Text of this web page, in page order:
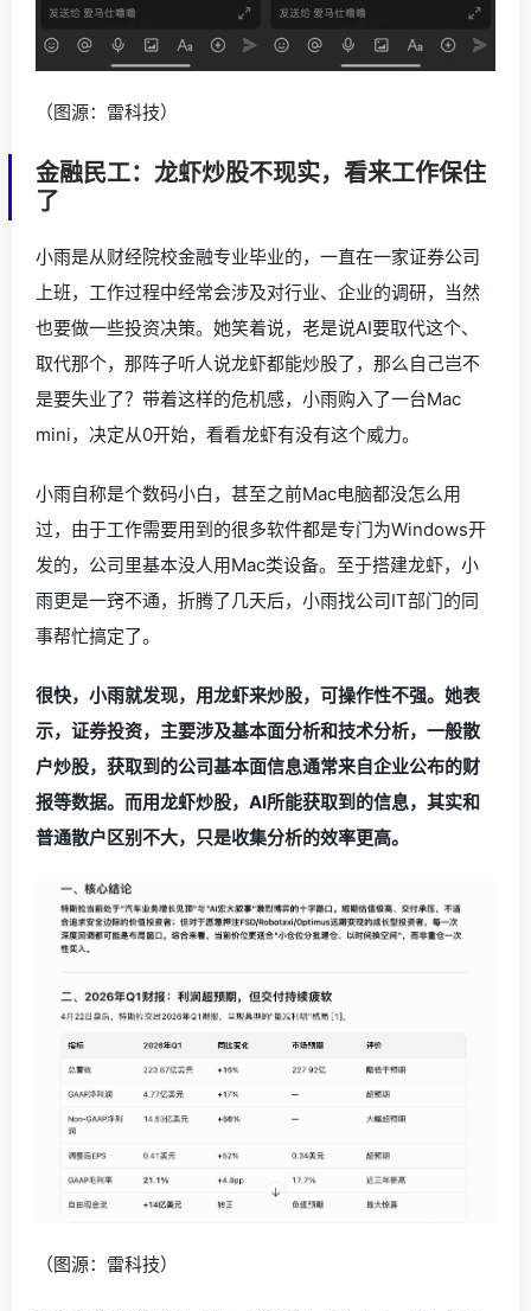
（图源：雷科技）
金融民工：龙虾炒股不现实，看来工作保住
了
小雨是从财经院校金融专业毕业的，一直在一家证券公司
上班，工作过程中经常会涉及对行业、企业的调研，当然
也要做一些投资决策。她笑着说，老是说AI要取代这个、
取代那个，那阵子听人说龙虾都能炒股了，那么自己岂不
是要失业了？带着这样的危机感，小雨购入了一台Mac
mini，决定从0开始，看看龙虾有没有这个威力。
小雨自称是个数码小白，甚至之前Mac电脑都没怎么用
过，由于工作需要用到的很多软件都是专门为Windows开
发的，公司里基本没人用Mac类设备。至于搭建龙虾，小
雨更是一窍不通，折腾了几天后，小雨找公司IT部门的同
事帮忙搞定了。
很快，小雨就发现，用龙虾来炒股，可操作性不强。她表
示，证券投资，主要涉及基本面分析和技术分析，一般散
户炒股，获取到的公司基本面信息通常来自企业公布的财
报等数据。而用龙虾炒股，AI所能获取到的信息，其实和
普通散户区别不大，只是收集分析的效率更高。
（图源：雷科技）